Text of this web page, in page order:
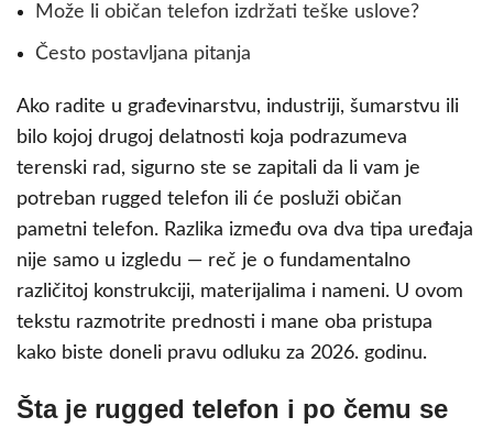
Može li običan telefon izdržati teške uslove?
Često postavljana pitanja
Ako radite u građevinarstvu, industriji, šumarstvu ili
bilo kojoj drugoj delatnosti koja podrazumeva
terenski rad, sigurno ste se zapitali da li vam je
potreban rugged telefon ili će posluži običan
pametni telefon. Razlika između ova dva tipa uređaja
nije samo u izgledu — reč je o fundamentalno
različitoj konstrukciji, materijalima i nameni. U ovom
tekstu razmotrite prednosti i mane oba pristupa
kako biste doneli pravu odluku za 2026. godinu.
Šta je rugged telefon i po čemu se